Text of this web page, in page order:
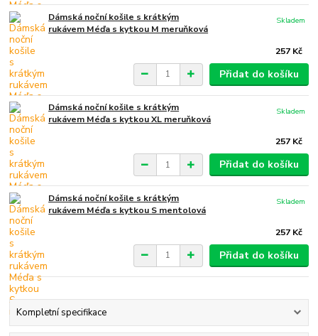
Dámská noční košile s krátkým
rukávem Méďa s kytkou M meruňková
257 Kč
Skladem
Přidat do košíku
Dámská noční košile s krátkým
rukávem Méďa s kytkou XL meruňková
257 Kč
Skladem
Přidat do košíku
Dámská noční košile s krátkým
rukávem Méďa s kytkou S mentolová
257 Kč
Skladem
Přidat do košíku
Kompletní specifikace